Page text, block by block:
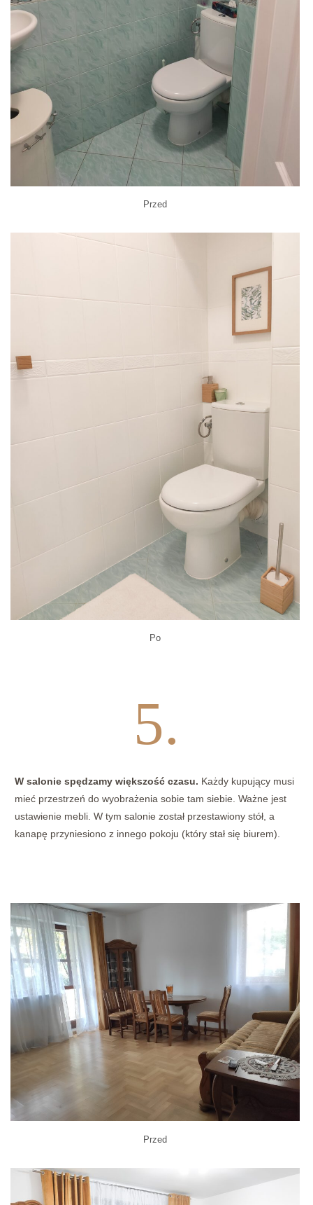
Przed
Po
5.
W salonie spędzamy większość czasu. Każdy kupujący musi
mieć przestrzeń do wyobrażenia sobie tam siebie. Ważne jest
ustawienie mebli. W tym salonie został przestawiony stół, a
kanapę przyniesiono z innego pokoju (który stał się biurem).
Przed